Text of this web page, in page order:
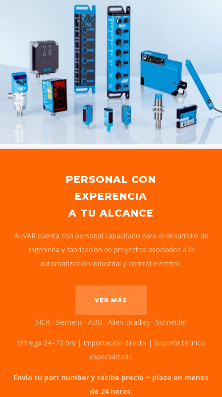
PERSONAL CON
EXPERENCIA
A TU ALCANCE
ALVAR cuenta con personal capacitado para el desarrollo de
Ingeniería y fabricación de proyectos asociados a la
automatización industrial y control eléctrico.
VER MÁS
SICK · Siemens · ABB · Allen-Bradley · Schneider
Entrega 24–72 hrs | Importación directa | Soporte técnico
especializado
Envía tu part number y recibe precio + plazo en menos
de 24 horas.